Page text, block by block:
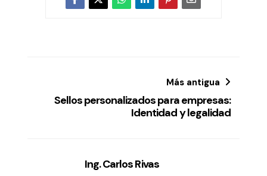
Más antigua
Sellos personalizados para empresas:
Identidad y legalidad
Ing. Carlos Rivas